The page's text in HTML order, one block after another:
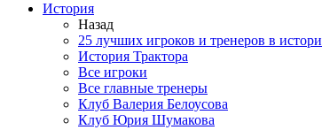
История
Назад
25 лучших игроков и тренеров в
История Трактора
Все игроки
Все главные тренеры
Клуб Валерия Белоусова
Клуб Юрия Шумакова